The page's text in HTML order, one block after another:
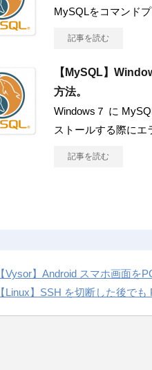
MySQLをコマンド
記事を読む
【MySQL】
方法。
Windows７ に
ストールする際にエ
記事を読む
【Vysor】Android スマホ画面を
【Linux】SSH を切断した後で